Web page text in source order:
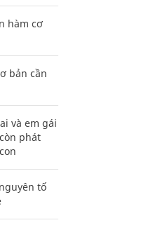
hàm cơ
bản cần
và em gái
phát
tố